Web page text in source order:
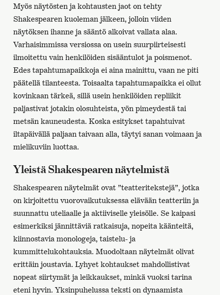
Myös näytösten ja kohtausten jaot on tehty
Shakespearen kuoleman jälkeen, jolloin viiden
näytöksen ihanne ja sääntö alkoivat vallata alaa.
Varhaisimmissa versiossa on usein suurpiirteisesti
ilmoitettu vain henkilöiden sisääntulot ja poismenot.
Edes tapahtumapaikkoja ei aina mainittu, vaan ne piti
päätellä tilanteesta. Toisaalta tapahtumapaikka ei ollut
kovinkaan tärkeä, sillä usein henkilöiden repliikit
paljastivat jotakin olosuhteista, yön pimeydestä tai
metsän kauneudesta. Koska esitykset tapahtuivat
iltapäivällä paljaan taivaan alla, täytyi sanan voimaan ja
mielikuviin luottaa.
Yleistä Shakespearen näytelmistä
Shakespearen näytelmät ovat ”teatteritekstejä”, jotka
on kirjoitettu vuorovaikutuksessa elävään teatteriin ja
suunnattu uteliaalle ja aktiiviselle yleisölle. Se kaipasi
esimerkiksi jännittäviä ratkaisuja, nopeita käänteitä,
kiinnostavia monologeja, taistelu- ja
kummittelukohtauksia. Muodoltaan näytelmät olivat
erittäin joustavia. Lyhyet kohtaukset mahdollistivat
nopeat siirtymät ja leikkaukset, minkä vuoksi tarina
eteni hyvin. Yksinpuhelussa teksti on dynaamista